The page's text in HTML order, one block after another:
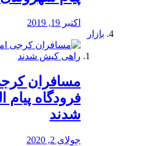
اکتبر 19, 2019
بازار
مسافران
فرودگاه
شدند
جولای 2, 2020